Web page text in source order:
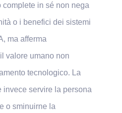
in sé non nega
o i benefici dei sistemi
ma afferma
valore umano non
tecnologico. La
invece servire la persona
o sminuirne la